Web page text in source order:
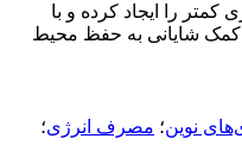
را ایجاد کرده و با
شایانی به حفظ محیط
نوین؛ مصرف انرژی؛